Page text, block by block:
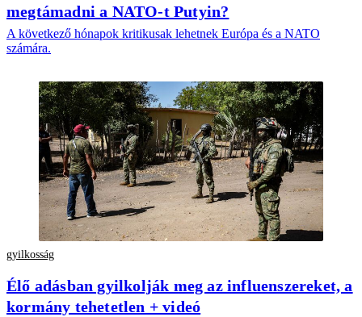
megtámadni a NATO-t Putyin?
A következő hónapok kritikusak lehetnek Európa és a NATO
számára.
gyilkosság
Élő adásban gyilkolják meg az influenszereket, a
kormány tehetetlen + videó